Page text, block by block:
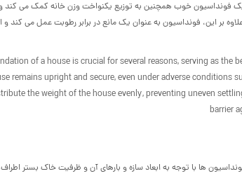
یک فونداسیون خوب همچنین به توزیع یکنواخت وزن خانه کمک می کند
بر این، فونداسیون به عنوان یک مانع در برابر رطوبت عمل می کند و
of a house is crucial for several reasons, serving as
remains upright and secure, even under adverse conditions
the weight of the house evenly, preventing uneven
barrier